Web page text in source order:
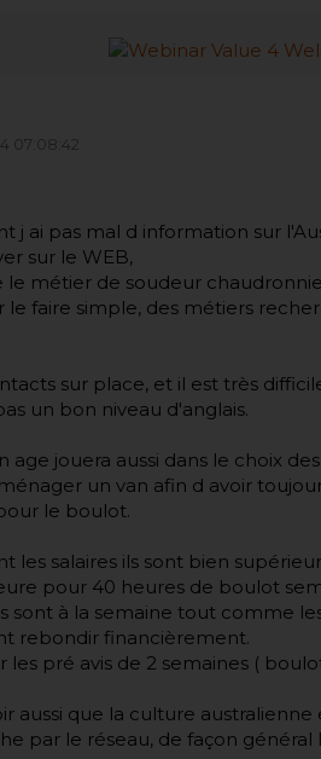
07:08:42
j ai pas mal d information sur
sur le WEB,
le métier de soudeur
le faire simple, des métiers
sur place, et il est très
un bon niveau d'anglais.
age jouera aussi dans le choix
un van afin d avoir
le boulot.
les salaires ils sont bien
pour 40 heures de boulot
sont à la semaine tout comme
rebondir financièrement.
les pré avis de 2 semaines (
aussi que la culture
par le réseau, de façon